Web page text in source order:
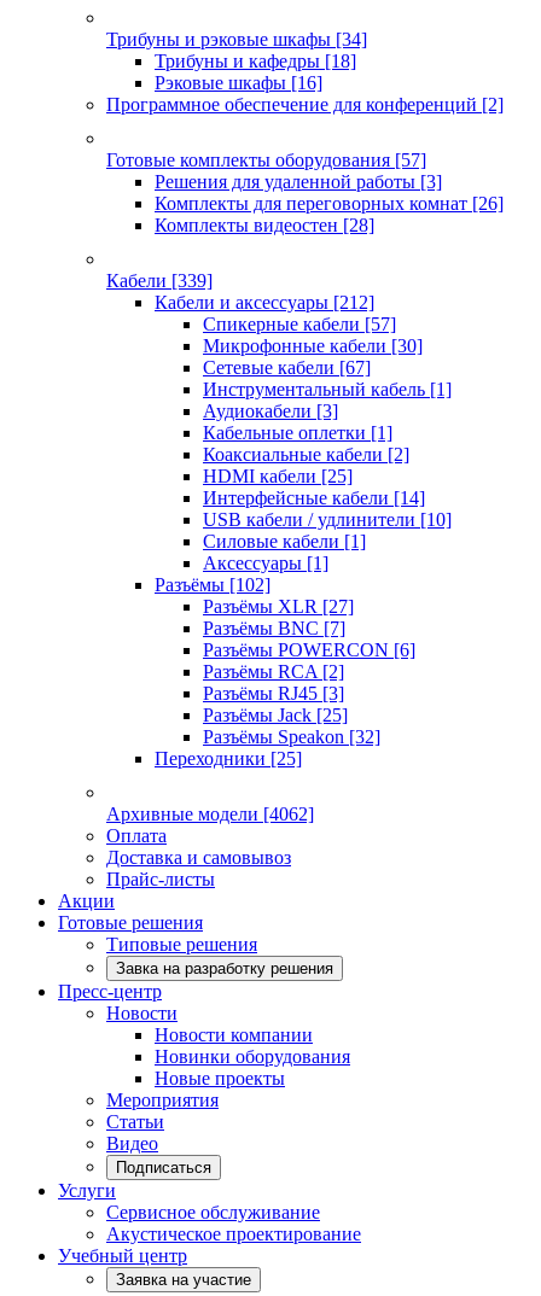
Трибуны и рэковые шкафы [34]
Трибуны и кафедры [18]
Рэковые шкафы [16]
Программное обеспечение для конференций [2]
Готовые комплекты оборудования [57]
Решения для удаленной работы [3]
Комплекты для переговорных комнат [26]
Комплекты видеостен [28]
Кабели [339]
Кабели и аксессуары [212]
Спикерные кабели [57]
Микрофонные кабели [30]
Сетевые кабели [67]
Инструментальный кабель [1]
Аудиокабели [3]
Кабельные оплетки [1]
Коаксиальные кабели [2]
HDMI кабели [25]
Интерфейсные кабели [14]
USB кабели / удлинители [10]
Силовые кабели [1]
Аксессуары [1]
Разъёмы [102]
Разъёмы XLR [27]
Разъёмы BNC [7]
Разъёмы POWERCON [6]
Разъёмы RCA [2]
Разъёмы RJ45 [3]
Разъёмы Jack [25]
Разъёмы Speakon [32]
Переходники [25]
Архивные модели [4062]
Оплата
Доставка и самовывоз
Прайс-листы
Акции
Готовые решения
Типовые решения
Завка на разработку решения
Пресс-центр
Новости
Новости компании
Новинки оборудования
Новые проекты
Мероприятия
Статьи
Видео
Подписаться
Услуги
Сервисное обслуживание
Акустическое проектирование
Учебный центр
Заявка на участие